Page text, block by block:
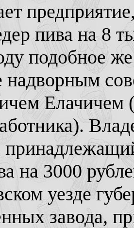
пива на 8
подобное
надворным
Елачичем
на 3000
уезде
завода,